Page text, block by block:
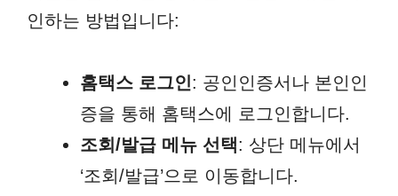
인하는 방법입니다:
홈택스 로그인: 공인인증서나 본인인
증을 통해 홈택스에 로그인합니다.
조회/발급 메뉴 선택: 상단 메뉴에서
‘조회/발급’으로 이동합니다.